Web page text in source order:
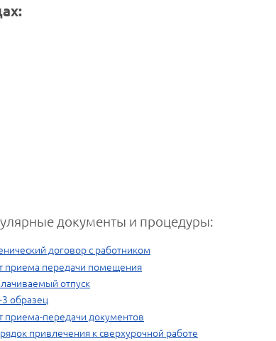
документы и процедуры:
договор с работником
приема передачи помещения
отпуск
образец
приема-передачи документов
привлечения к сверхурочной работе